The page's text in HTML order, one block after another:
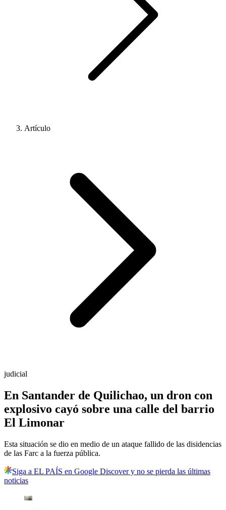
Artículo
judicial
En Santander de Quilichao, un dron con
explosivo cayó sobre una calle del barrio
El Limonar
Esta situación se dio en medio de un ataque fallido de las disidencias
de las Farc a la fuerza pública.
Siga a EL PAÍS en Google Discover y no se pierda las últimas
noticias